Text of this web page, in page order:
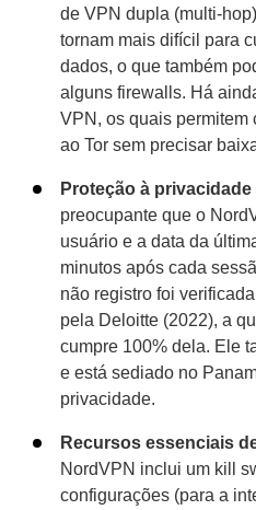
de VPN dupla (multi-
tornam mais difícil para
dados, o que também
alguns firewalls. Há
VPN, os quais permitem
ao Tor sem precisar
Proteção à
preocupante que o
usuário e a data da
minutos após cada
não registro foi
pela Deloitte (2022), a
cumpre 100% dela. Ele
e está sediado no
privacidade.
Recursos essenciais
NordVPN inclui um kill
configurações (para a